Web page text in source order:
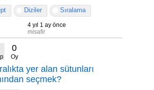
Diziler Sıralama
4 yıl 1 ay önce
misafir
0
Oy
yer alan sütunları
seçmek?